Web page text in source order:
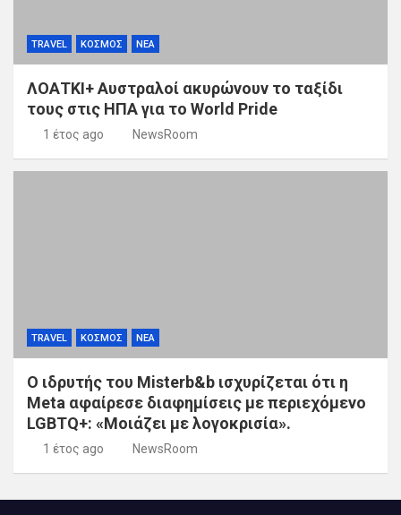
TRAVEL ΚΟΣΜΟΣ ΝΕΑ
ΛΟΑΤΚΙ+ Αυστραλοί ακυρώνουν το ταξίδι
τους στις ΗΠΑ για το World Pride
1 έτος ago NewsRoom
TRAVEL ΚΟΣΜΟΣ ΝΕΑ
Ο ιδρυτής του Misterb&b ισχυρίζεται ότι η
Meta αφαίρεσε διαφημίσεις με περιεχόμενο
LGBTQ+: «Μοιάζει με λογοκρισία».
1 έτος ago NewsRoom